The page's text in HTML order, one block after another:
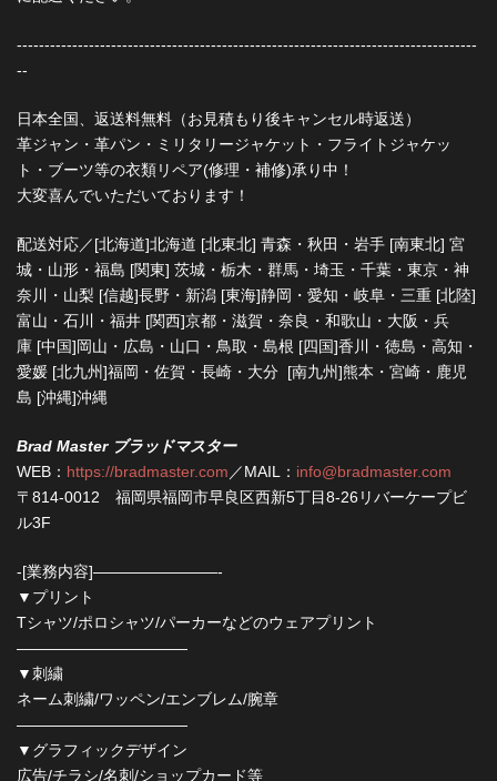
-----------------------------------------------------------------------------------
--
日本全国、返送料無料（お見積もり後キャンセル時返送）
革ジャン・革パン・ミリタリージャケット・フライトジャケッ
ト・ブーツ等の衣類リペア(修理・補修)承り中！
大変喜んでいただいております！
配送対応／[北海道]北海道 [北東北] 青森・秋田・岩手 [南東北] 宮
城・山形・福島 [関東] 茨城・栃木・群馬・埼玉・千葉・東京・神
奈川・山梨 [信越]長野・新潟 [東海]静岡・愛知・岐阜・三重 [北陸]
富山・石川・福井 [関西]京都・滋賀・奈良・和歌山・大阪・兵
庫 [中国]岡山・広島・山口・鳥取・島根 [四国]香川・徳島・高知・
愛媛 [北九州]福岡・佐賀・長崎・大分 [南九州]熊本・宮崎・鹿児
島 [沖縄]沖縄
Brad Master ブラッドマスター
WEB： https://bradmaster.com ／MAIL： info@bradmaster.com
〒814-0012 福岡県福岡市早良区西新5丁目8-26リバーケープビ
ル3F
-[業務内容]————————-
▼プリント
Tシャツ/ポロシャツ/パーカーなどのウェアプリント
———————————
▼刺繍
ネーム刺繍/ワッペン/エンブレム/腕章
———————————
▼グラフィックデザイン
広告/チラシ/名刺/ショップカード等